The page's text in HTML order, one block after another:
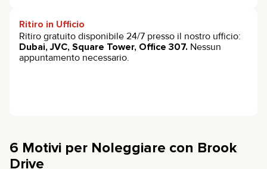
Ritiro in Ufficio
Ritiro gratuito disponibile 24/7 presso il nostro ufficio:
Dubai, JVC, Square Tower, Office 307. Nessun
appuntamento necessario.
6 Motivi per Noleggiare con Brook
Drive